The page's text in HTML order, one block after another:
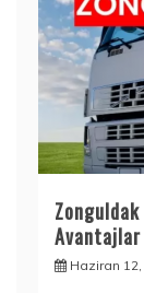
Avantajlar
Haziran